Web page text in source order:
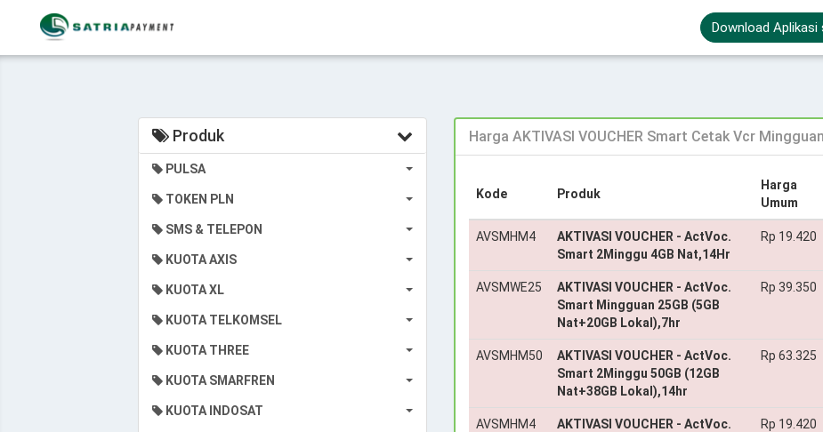
Download Aplikasi
Produk
PULSA
TOKEN PLN
SMS & TELEPON
KUOTA AXIS
KUOTA XL
KUOTA TELKOMSEL
KUOTA THREE
KUOTA SMARFREN
KUOTA INDOSAT
Harga AKTIVASI VOUCHER Smart Cetak Vcr Mingguan
Kode Produk
Harga
Umum
AVSMHM4
AKTIVASI VOUCHER - ActVoc.
Smart 2Minggu 4GB Nat,14Hr
Rp 19.420
AVSMWE25
AKTIVASI VOUCHER - ActVoc.
Smart Mingguan 25GB (5GB
Nat+20GB Lokal),7hr
Rp 39.350
AVSMHM50
AKTIVASI VOUCHER - ActVoc.
Smart 2Minggu 50GB (12GB
Nat+38GB Lokal),14hr
Rp 63.325
AVSMHM4
AKTIVASI VOUCHER - ActVoc.
Rp 19.420